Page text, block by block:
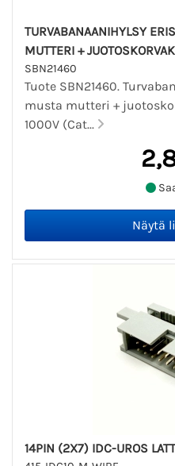
TURVABANAANIHYLSY
MUTTERI +
SBN21460
Tuote SBN21460.
musta mutteri +
1000V (Cat...
14PIN (2X7) IDC-UROS